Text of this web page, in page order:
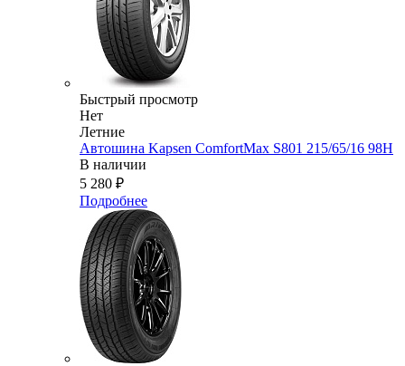
Быстрый просмотр
Нет
Летние
Автошина Kapsen ComfortMax S801 215/65/16 98H
В наличии
5 280 ₽
Подробнее